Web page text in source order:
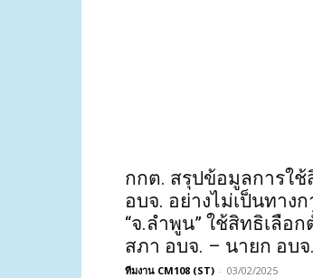
กกต. สรุปข้อมูลการใช้
อบจ. อย่างไม่เป็นทาง
“จ.ลำพูน” ใช้สิทธิเลือ
สภา อบจ. – นายก อบจ
ทีมงาน CM108 (ST) - 03/02/2025